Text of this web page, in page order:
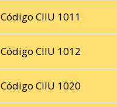
Código CIIU 1011
Código CIIU 1012
Código CIIU 1020